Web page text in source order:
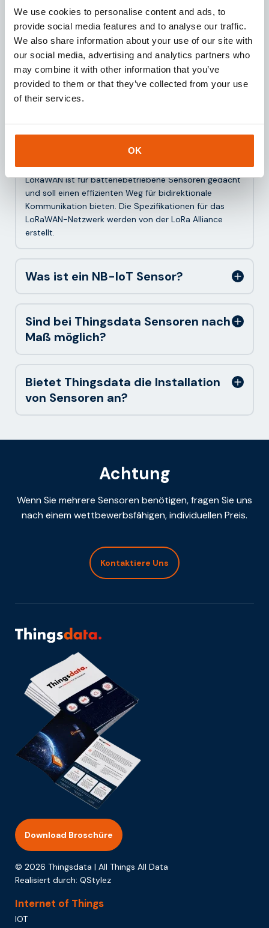
We use cookies to personalise content and ads, to
provide social media features and to analyse our traffic.
We also share information about your use of our site with
our social media, advertising and analytics partners who
may combine it with other information that you’ve
provided to them or that they’ve collected from your use
of their services.
OK
versenden.
Häufig gestellte Fragen zu
Was ist LoRaWAN?
LoRaWAN steht für Long-Range Wide-Area Network.
LoRaWAN ist für batteriebetriebene Sensoren gedacht
und soll einen effizienten Weg für bidirektionale
Kommunikation bieten. Die Spezifikationen für das
LoRaWAN-Netzwerk werden von der LoRa Alliance
erstellt.
Was ist ein NB-IoT Sensor?
Sind bei Thingsdata Sensoren nach
Maß möglich?
Bietet Thingsdata die Installation
von Sensoren an?
Achtung
Wenn Sie mehrere Sensoren benötigen, fragen Sie uns
nach einem wettbewerbsfähigen, individuellen Preis.
Kontaktiere Uns
Download Broschüre
© 2026 Thingsdata | All Things All Data
Realisiert durch: QStylez
Internet of Things
IOT